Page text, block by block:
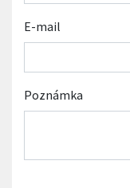
E-mail
Poznámka